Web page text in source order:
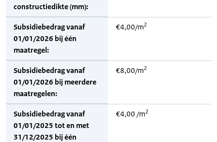
constructiedikte (mm):
Subsidiebedrag vanaf
01/01/2026 bij één
maatregel:
€4,00/m2
Subsidiebedrag vanaf
01/01/2026 bij meerdere
maatregelen:
€8,00/m2
Subsidiebedrag vanaf
01/01/2025 tot en met
31/12/2025 bij één
€4,00 /m2